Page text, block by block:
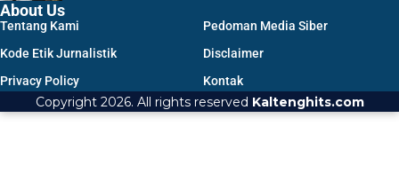
About Us
Tentang Kami
Pedoman Media Siber
Kode Etik Jurnalistik
Disclaimer
Privacy Policy
Kontak
Copyright 2026. All rights reserved Kaltenghits.com